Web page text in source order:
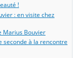
!
: en visite chez
Marius Bouvier
seconde à la rencontre